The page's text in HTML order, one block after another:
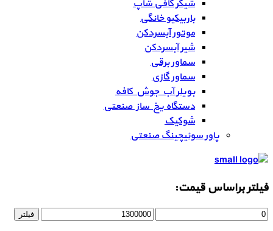
شیکر کافی شاپ
باربیکیو خانگی
موتور آبسردکن
شیر آبسردکن
سماور برقی
سماور گازی
بویلر آب جوش کافه
دستگاه یخ ساز صنعتی
شوکیک
پاور سوئیچینگ صنعتی
فیلتر براساس قیمت:
فیلتر